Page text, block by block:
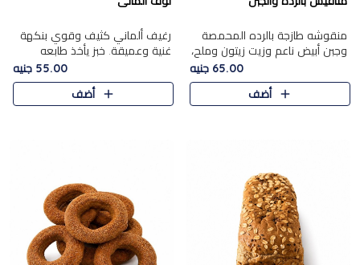
منقوشه طازجة بالرده المحمصة
وجبن أبيض ناعم وزيت زيتون وملح،
مباشرة من الفرن.الرده مع نعومة
الجبن فوق عجينة طازجة.
65.00 جنيه
أضف
رغيف ألماني كثيف وقوي بنكهة
غنية وعميقة. خبز يأخذ طابعه
55.00 جنيه
أضف